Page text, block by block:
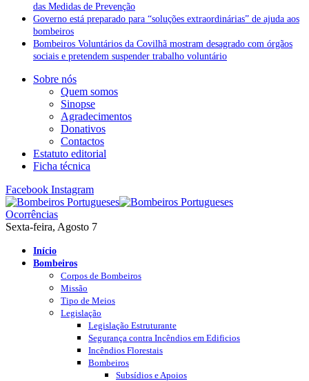
das Medidas de Prevenção
Governo está preparado para “soluções extraordinárias” de ajuda aos
bombeiros
Bombeiros Voluntários da Covilhã mostram desagrado com órgãos
sociais e pretendem suspender trabalho voluntário
Sobre nós
Quem somos
Sinopse
Agradecimentos
Donativos
Contactos
Estatuto editorial
Ficha técnica
Facebook Instagram
Ocorrências
Sexta-feira, Agosto 7
Início
Bombeiros
Corpos de Bombeiros
Missão
Tipo de Meios
Legislação
Legislação Estruturante
Segurança contra Incêndios em Edificios
Incêndios Florestais
Bombeiros
Subsídios e Apoios